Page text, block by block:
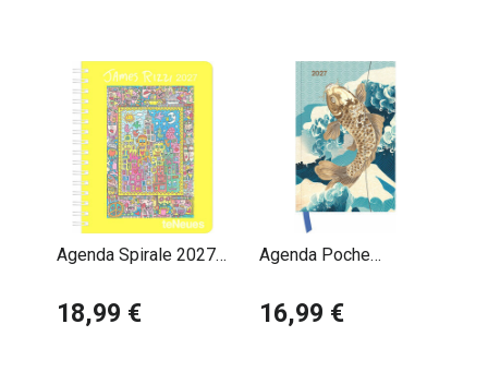
Agenda Spirale 2027
18,99 €
Agenda Poche
Japonais
16,99 €